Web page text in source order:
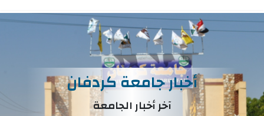
أخبار جامعة كردفان
آخر أخبار الجامعة